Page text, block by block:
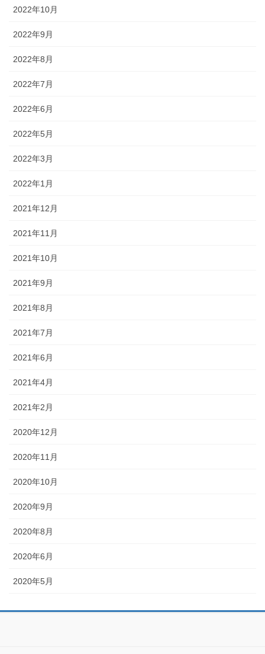
2022年10月
2022年9月
2022年8月
2022年7月
2022年6月
2022年5月
2022年3月
2022年1月
2021年12月
2021年11月
2021年10月
2021年9月
2021年8月
2021年7月
2021年6月
2021年4月
2021年2月
2020年12月
2020年11月
2020年10月
2020年9月
2020年8月
2020年6月
2020年5月